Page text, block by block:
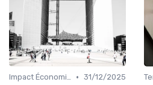
Impact Économique et Financier • 31/12/2025